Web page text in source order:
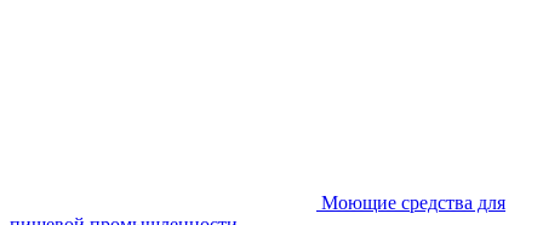
Моющие средства для